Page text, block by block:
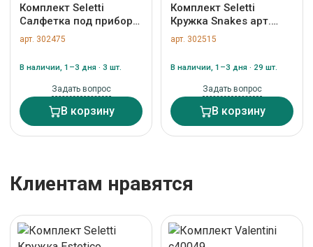
Комплект Seletti
Салфетка под приборы
Pentesilea арт. 07232
арт. 302475
В наличии, 1–3 дня · 3 шт.
Задать вопрос
В корзину
Комплект Seletti
Кружка Snakes арт.
17221
арт. 302515
В наличии, 1–3 дня · 29 шт.
Задать вопрос
В корзину
Клиентам нравятся